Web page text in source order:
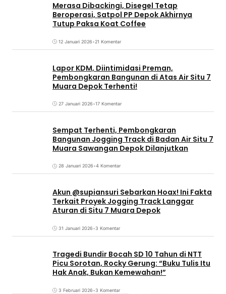
Merasa Dibackingi, Disegel Tetap
Beroperasi, Satpol PP Depok Akhirnya
Tutup Paksa Koat Coffee
12 Januari 2026•21 Komentar
Lapor KDM, Diintimidasi Preman,
Pembongkaran Bangunan di Atas Air Situ 7
Muara Depok Terhenti!
27 Januari 2026•17 Komentar
Sempat Terhenti, Pembongkaran
Bangunan Jogging Track di Badan Air Situ 7
Muara Sawangan Depok Dilanjutkan
28 Januari 2026•4 Komentar
Akun @supiansuri Sebarkan Hoax! Ini Fakta
Terkait Proyek Jogging Track Langgar
Aturan di Situ 7 Muara Depok
31 Januari 2026•3 Komentar
Tragedi Bundir Bocah SD 10 Tahun di NTT
Picu Sorotan, Rocky Gerung: “Buku Tulis Itu
Hak Anak, Bukan Kemewahan!”
3 Februari 2026•3 Komentar